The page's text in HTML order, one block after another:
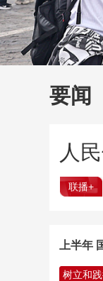
要闻
人
联播+
上半年
树立和